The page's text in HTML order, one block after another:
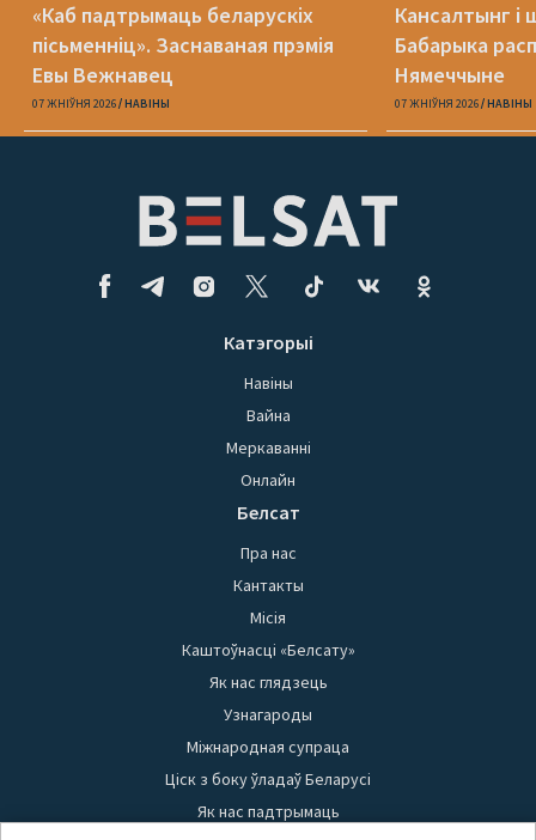
«Каб падтрымаць беларускіх
пісьменніц». Заснаваная прэмія
Евы Вежнавец
07 ЖНІЎНЯ 2026 НАВІНЫ
Кансалтынг і
Бабарыка
Нямеччыне
07 ЖНІЎНЯ 2026 НАВІНЫ
Катэгорыі
Навіны
Вайна
Меркаванні
Онлайн
Белсат
Пра нас
Кантакты
Місія
Каштоўнасці «Белсату»
Як нас глядзець
Узнагароды
Міжнародная супраца
Ціск з боку ўладаў Беларусі
Як нас падтрымаць